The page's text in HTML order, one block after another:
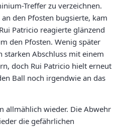
Treffer zu verzeichnen.
den Pfosten bugsierte, kam
Patricio reagierte glänzend
den Pfosten. Wenig später
starken Abschluss mit einem
doch Rui Patricio hielt erneut
Ball noch irgendwie an das
allmählich wieder. Die Abwehr
die gefährlichen